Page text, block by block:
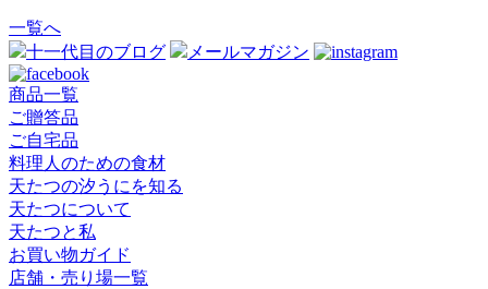
一覧へ
十一代目のブログ
メールマガジン
商品一覧
ご贈答品
ご自宅品
料理人のための食材
天たつの汐うにを知る
天たつについて
天たつと私
お買い物ガイド
店舗・売り場一覧